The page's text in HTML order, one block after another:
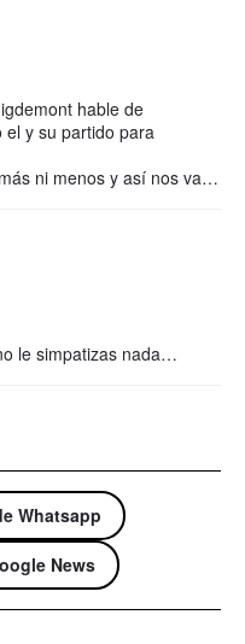
hable de
y su partido para
ni menos y así nos va…
le simpatizas nada…
Whatsapp
News